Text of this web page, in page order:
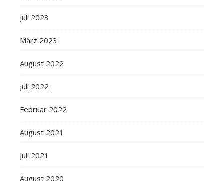
Juli 2023
März 2023
August 2022
Juli 2022
Februar 2022
August 2021
Juli 2021
August 2020